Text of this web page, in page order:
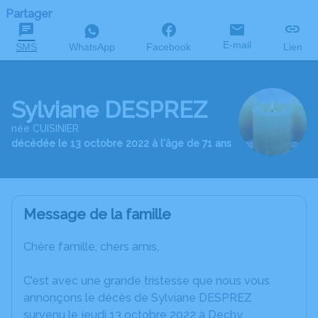
Partager
SMS WhatsApp Facebook E-mail Lien
Sylviane DESPREZ
née CUISINIER
décédée le 13 octobre 2022 à l'âge de 71 ans
Message de la famille
Chère famille, chers amis,
C’est avec une grande tristesse que nous vous
annonçons le décès de Sylviane DESPREZ
survenu le jeudi 13 octobre 2022 à Dechy.